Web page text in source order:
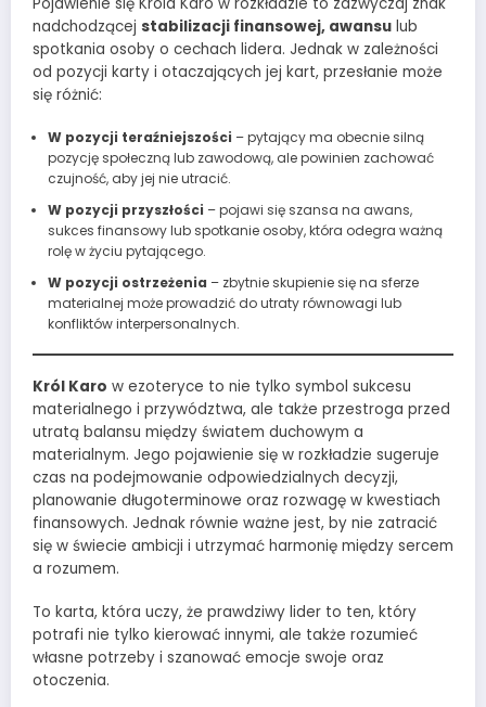
nadchodzącej stabilizacji finansowej, awansu lub
spotkania osoby o cechach lidera. Jednak w zależności
od pozycji karty i otaczających jej kart, przesłanie może
się różnić:
W pozycji teraźniejszości – pytający ma obecnie silną
pozycję społeczną lub zawodową, ale powinien zachować
czujność, aby jej nie utracić.
W pozycji przyszłości – pojawi się szansa na awans,
sukces finansowy lub spotkanie osoby, która odegra ważną
rolę w życiu pytającego.
W pozycji ostrzeżenia – zbytnie skupienie się na sferze
materialnej może prowadzić do utraty równowagi lub
konfliktów interpersonalnych.
Król Karo w ezoteryce to nie tylko symbol sukcesu
materialnego i przywództwa, ale także przestroga przed
utratą balansu między światem duchowym a
materialnym. Jego pojawienie się w rozkładzie sugeruje
czas na podejmowanie odpowiedzialnych decyzji,
planowanie długoterminowe oraz rozwagę w kwestiach
finansowych. Jednak równie ważne jest, by nie zatracić
się w świecie ambicji i utrzymać harmonię między sercem
a rozumem.
To karta, która uczy, że prawdziwy lider to ten, który
potrafi nie tylko kierować innymi, ale także rozumieć
własne potrzeby i szanować emocje swoje oraz
otoczenia.